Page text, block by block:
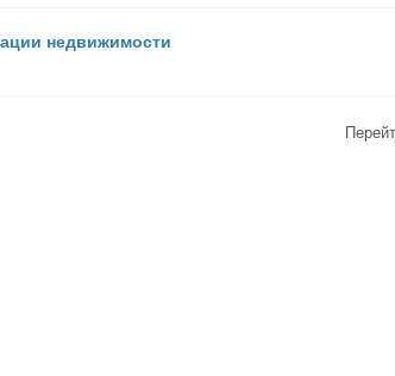
недвижимости